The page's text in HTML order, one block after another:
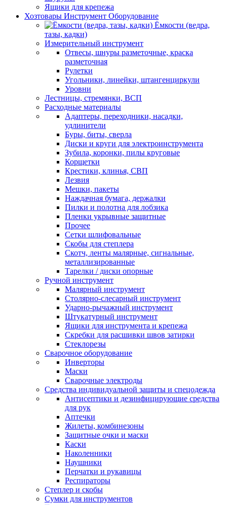
Ящики для крепежа
Хозтовары Инструмент Оборудование
Ёмкости (ведра,
тазы, кадки)
Измерительный инструмент
Отвесы, шнуры разметочные, краска
разметочная
Рулетки
Угольники, линейки, штангенциркули
Уровни
Лестницы, стремянки, ВСП
Расходные материалы
Адаптеры, переходники, насадки,
удлинители
Буры, биты, сверла
Диски и круги для электроинструмента
Зубила, коронки, пилы круговые
Корщетки
Крестики, клинья, СВП
Лезвия
Мешки, пакеты
Наждачная бумага, держалки
Пилки и полотна для лобзика
Пленки укрывные защитные
Прочее
Сетки шлифовальные
Скобы для степлера
Скотч, ленты малярные, сигнальные,
металлизированные
Тарелки / диски опорные
Ручной инструмент
Малярный инструмент
Столярно-слесарный инструмент
Ударно-рычажный инструмент
Штукатурный инструмент
Ящики для инструмента и крепежа
Скребки для расшивки швов затирки
Стеклорезы
Сварочное оборудование
Инверторы
Маски
Сварочные электроды
Средства индивидуальной защиты и спецодежда
Антисептики и дезинфицирующие средства
для рук
Аптечки
Жилеты, комбинезоны
Защитные очки и маски
Каски
Наколенники
Наушники
Перчатки и рукавицы
Респираторы
Степлер и скобы
Сумки для инструментов